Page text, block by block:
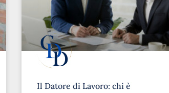
Il Datore di Lavoro: chi è